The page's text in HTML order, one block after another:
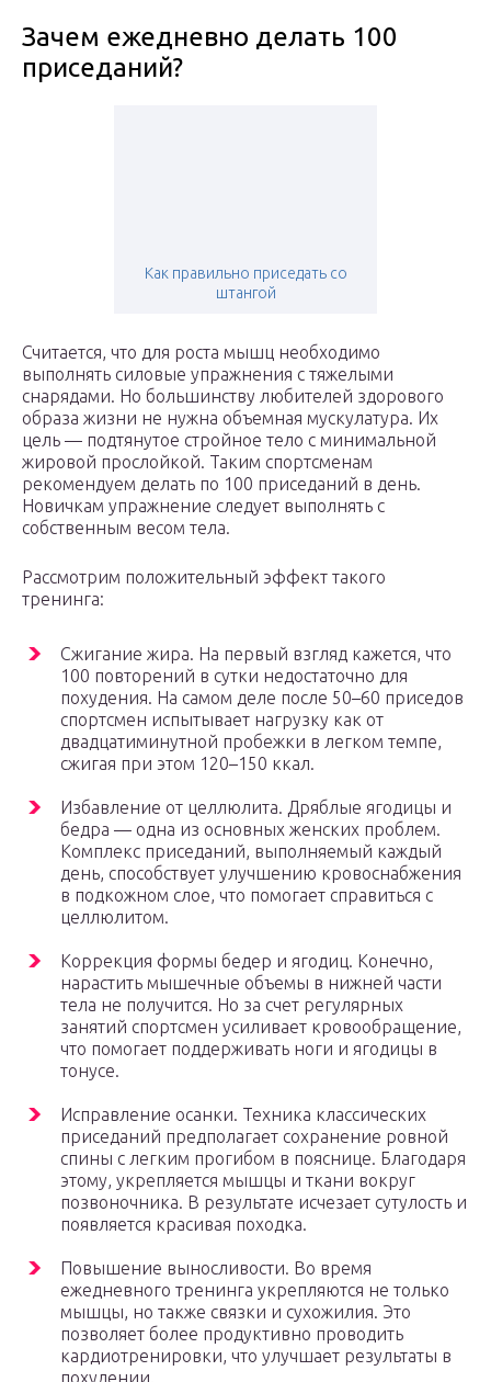
Зачем ежедневно делать 100
приседаний?
Как правильно приседать со
штангой
Считается, что для роста мышц необходимо
выполнять силовые упражнения с тяжелыми
снарядами. Но большинству любителей здорового
образа жизни не нужна объемная мускулатура. Их
цель — подтянутое стройное тело с минимальной
жировой прослойкой. Таким спортсменам
рекомендуем делать по 100 приседаний в день.
Новичкам упражнение следует выполнять с
собственным весом тела.
Рассмотрим положительный эффект такого
тренинга:
Сжигание жира. На первый взгляд кажется, что
100 повторений в сутки недостаточно для
похудения. На самом деле после 50–60 приседов
спортсмен испытывает нагрузку как от
двадцатиминутной пробежки в легком темпе,
сжигая при этом 120–150 ккал.
Избавление от целлюлита. Дряблые ягодицы и
бедра — одна из основных женских проблем.
Комплекс приседаний, выполняемый каждый
день, способствует улучшению кровоснабжения
в подкожном слое, что помогает справиться с
целлюлитом.
Коррекция формы бедер и ягодиц. Конечно,
нарастить мышечные объемы в нижней части
тела не получится. Но за счет регулярных
занятий спортсмен усиливает кровообращение,
что помогает поддерживать ноги и ягодицы в
тонусе.
Исправление осанки. Техника классических
приседаний предполагает сохранение ровной
спины с легким прогибом в пояснице. Благодаря
этому, укрепляется мышцы и ткани вокруг
позвоночника. В результате исчезает сутулость и
появляется красивая походка.
Повышение выносливости. Во время
ежедневного тренинга укрепляются не только
мышцы, но также связки и сухожилия. Это
позволяет более продуктивно проводить
кардиотренировки, что улучшает результаты в
похудении.